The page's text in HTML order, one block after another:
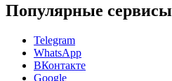
Популярные сервисы
Telegram
WhatsApp
ВКонтакте
Google